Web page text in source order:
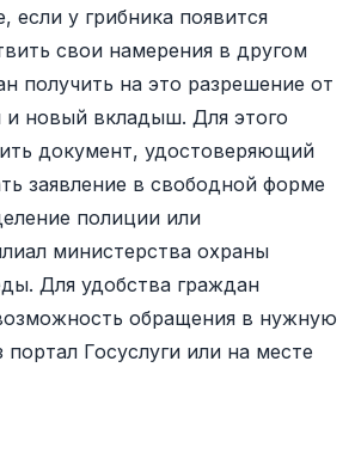
если у грибника появится
свои намерения в другом
получить на это разрешение от
и новый вкладыш. Для этого
документ, удостоверяющий
заявление в свободной форме
полиции или
министерства охраны
Для удобства граждан
обращения в нужную
Госуслуги или на месте